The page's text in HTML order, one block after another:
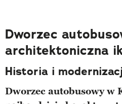
Dworzec
architektoniczna
Historia i
Dworzec autobusowy w